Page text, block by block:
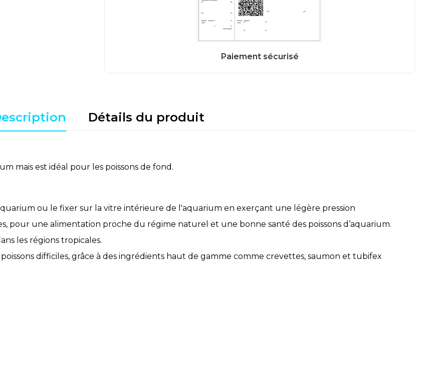
Détails du produit
mais est idéal pour les poissons de fond.
ou le fixer sur la vitre intérieure de l'aquarium en exerçant une légère pression
pour une alimentation proche du régime naturel et une bonne santé des poissons d’aquarium.
les régions tropicales.
difficiles, grâce à des ingrédients haut de gamme comme crevettes, saumon et tubifex